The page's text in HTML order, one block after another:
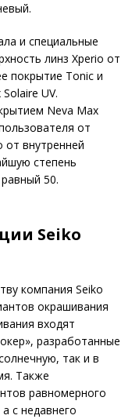
и специальные
линз Xperio от
покрытие Tonic и
UV.
Neva Max
от
от внутренней
степень
50.
Seiko
компания Seiko
окрашивания
входят
разработанные
так и в
Также
равномерного
с недавнего